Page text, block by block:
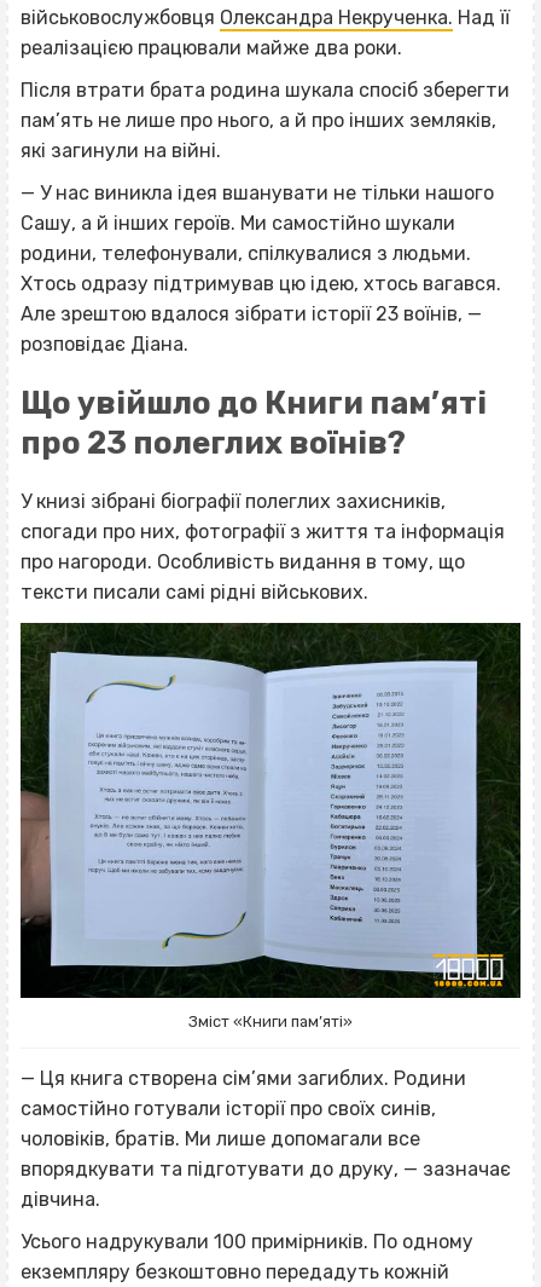
військовослужбовця Олександра Некрученка. Над її
реалізацією працювали майже два роки.
Після втрати брата родина шукала спосіб зберегти
пам’ять не лише про нього, а й про інших земляків,
які загинули на війні.
— У нас виникла ідея вшанувати не тільки нашого
Сашу, а й інших героїв. Ми самостійно шукали
родини, телефонували, спілкувалися з людьми.
Хтось одразу підтримував цю ідею, хтось вагався.
Але зрештою вдалося зібрати історії 23 воїнів, —
розповідає Діана.
Що увійшло до Книги пам’яті
про 23 полеглих воїнів?
У книзі зібрані біографії полеглих захисників,
спогади про них, фотографії з життя та інформація
про нагороди. Особливість видання в тому, що
тексти писали самі рідні військових.
Зміст «Книги пам’яті»
— Ця книга створена сім’ями загиблих. Родини
самостійно готували історії про своїх синів,
чоловіків, братів. Ми лише допомагали все
впорядкувати та підготувати до друку, — зазначає
дівчина.
Усього надрукували 100 примірників. По одному
екземпляру безкоштовно передадуть кожній